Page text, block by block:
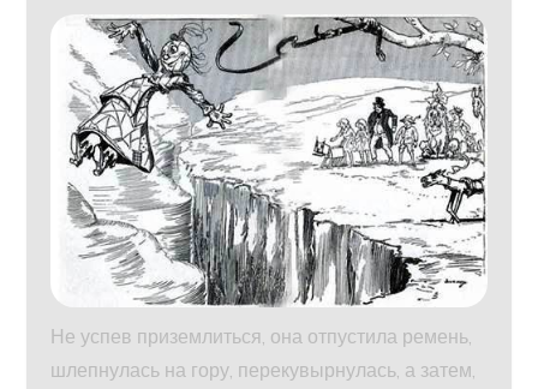
Не успев приземлиться, она отпустила ремень,
шлепнулась на гору, перекувырнулась, а затем,